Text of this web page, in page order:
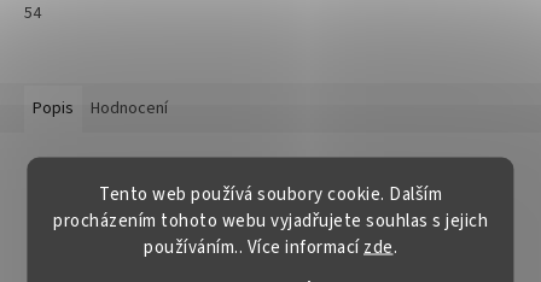
Tento web používá soubory cookie. Dalším
procházením tohoto webu vyjadřujete souhlas s jejich
používáním.. Více informacízde.
léčiva, která chrání obsah
zachovat jeho kvalitu a
trvanlivost.
Lékovka z hnědého
lékárenského skla
54
Popis Hodnocení
Detailní popis produktu
KOVOVÉ víčko ZLATÉ 38/400 s plastovou vložkou pro
tepelné indukční víčkování